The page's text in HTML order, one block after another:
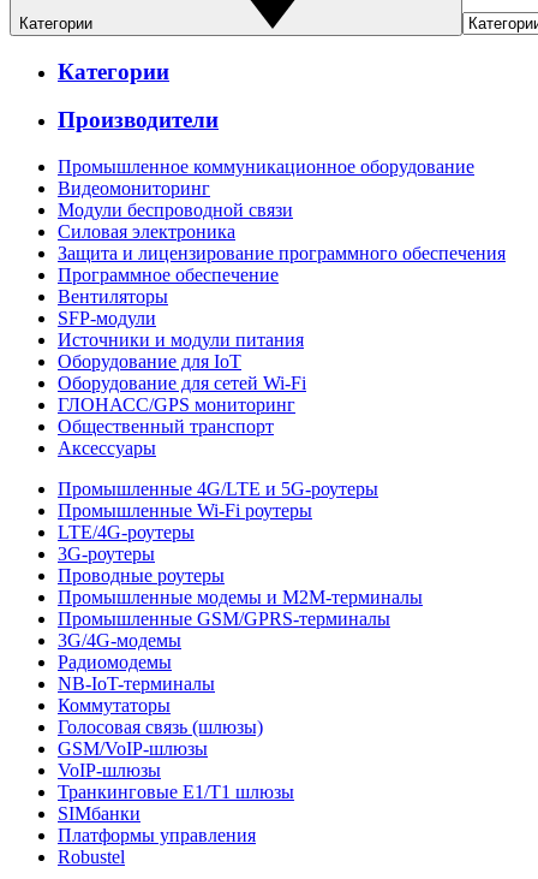
Категории
Категории
Производители
Промышленное коммуникационное оборудование
Видеомониторинг
Модули беспроводной связи
Силовая электроника
Защита и лицензирование программного обеспечения
Программное обеспечение
Вентиляторы
SFP-модули
Источники и модули питания
Оборудование для IoT
Оборудование для сетей Wi-Fi
ГЛОНАСС/GPS мониторинг
Общественный транспорт
Аксессуары
Промышленные 4G/LTE и 5G-роутеры
Промышленные Wi-Fi роутеры
LTE/4G-роутеры
3G-роутеры
Проводные роутеры
Промышленные модемы и M2M-терминалы
Промышленные GSM/GPRS-терминалы
3G/4G-модемы
Радиомодемы
NB-IoT-терминалы
Коммутаторы
Голосовая связь (шлюзы)
GSM/VoIP-шлюзы
VoIP-шлюзы
Транкинговые E1/T1 шлюзы
SIMбанки
Платформы управления
Robustel